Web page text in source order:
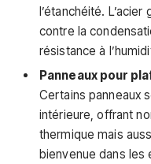
l’étanchéité.
contre la
résistance à
Panneaux pour
Certains panneaux
intérieure, offrant
thermique mais
bienvenue dans les